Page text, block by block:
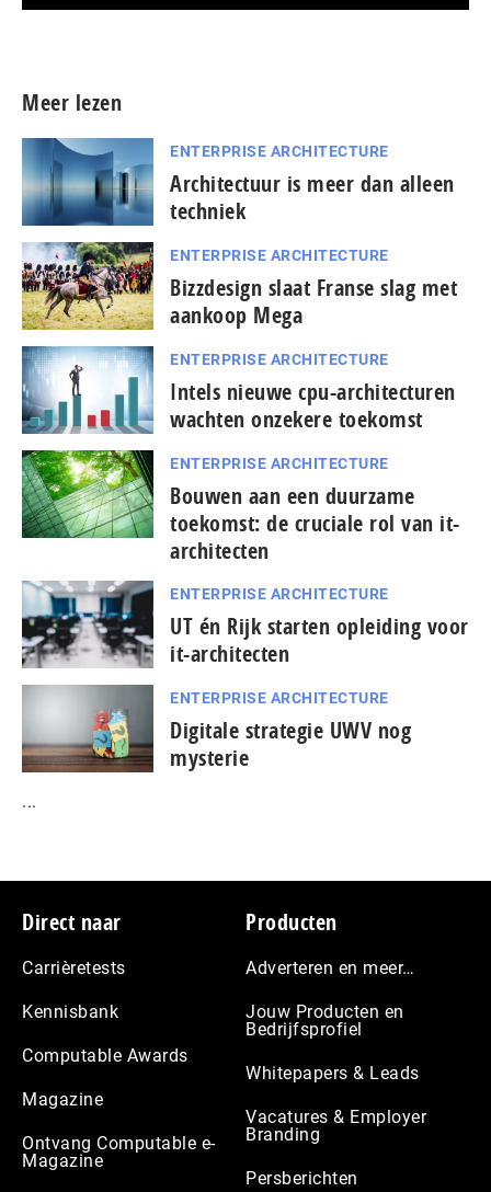
Meer lezen
ENTERPRISE ARCHITECTURE
Architectuur is meer dan alleen
techniek
ENTERPRISE ARCHITECTURE
Bizzdesign slaat Franse slag met
aankoop Mega
ENTERPRISE ARCHITECTURE
Intels nieuwe cpu-architecturen
wachten onzekere toekomst
ENTERPRISE ARCHITECTURE
Bouwen aan een duurzame
toekomst: de cruciale rol van it-
architecten
ENTERPRISE ARCHITECTURE
UT én Rijk starten opleiding voor
it-architecten
ENTERPRISE ARCHITECTURE
Digitale strategie UWV nog
mysterie
...
Footer
Direct naar
Carrièretests
Kennisbank
Computable Awards
Magazine
Ontvang Computable e-
Magazine
Producten
Adverteren en meer…
Jouw Producten en
Bedrijfsprofiel
Whitepapers & Leads
Vacatures & Employer
Branding
Persberichten